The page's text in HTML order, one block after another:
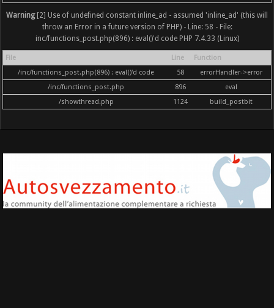
Warning[2] Use of undefined constant inline_ad - assumed 'inline_ad' (this will
throw an Error in a future version of PHP) - Line: 58 - File:
inc/functions_post.php(896) : eval()'d code PHP 7.4.33 (Linux)
File Line
Function
/inc/functions_post.php(896) : eval()'d code
58
errorHandler->error
/inc/functions_post.php
896
eval
/showthread.php
1124 build_postbit